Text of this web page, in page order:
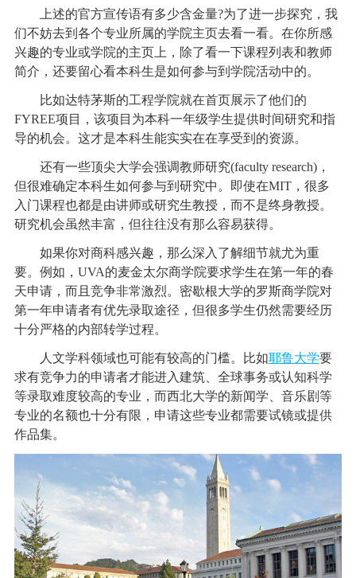
上述的官方宣传语有多少含金量?为了进一步探究，我
们不妨去到各个专业所属的学院主页去看一看。在你所感
兴趣的专业或学院的主页上，除了看一下课程列表和教师
简介，还要留心看本科生是如何参与到学院活动中的。
比如达特茅斯的工程学院就在首页展示了他们的
FYREE项目，该项目为本科一年级学生提供时间研究和指
导的机会。这才是本科生能实实在在享受到的资源。
还有一些顶尖大学会强调教师研究(faculty research)，
但很难确定本科生如何参与到研究中。即使在MIT，很多
入门课程也都是由讲师或研究生教授，而不是终身教授。
研究机会虽然丰富，但往往没有那么容易获得。
如果你对商科感兴趣，那么深入了解细节就尤为重
要。例如，UVA的麦金太尔商学院要求学生在第一年的春
天申请，而且竞争非常激烈。密歇根大学的罗斯商学院对
第一年申请者有优先录取途径，但很多学生仍然需要经历
十分严格的内部转学过程。
人文学科领域也可能有较高的门槛。比如耶鲁大学要
求有竞争力的申请者才能进入建筑、全球事务或认知科学
等录取难度较高的专业，而西北大学的新闻学、音乐剧等
专业的名额也十分有限，申请这些专业都需要试镜或提供
作品集。